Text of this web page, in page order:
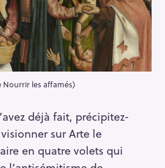
Nourrir les affamés)
déjà fait, précipitez-
sur Arte le
en quatre volets qui